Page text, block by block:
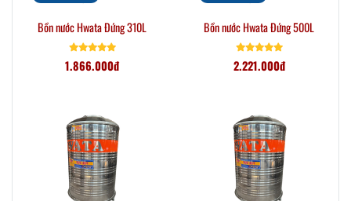
Bồn nước Hwata Đứng 310L
1.866.000đ
Bồn nước Hwata Đứng 500L
2.221.000đ